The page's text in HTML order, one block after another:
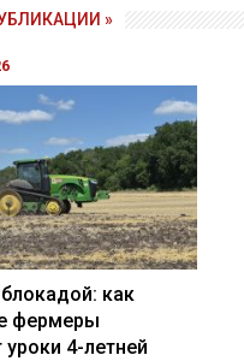
»
как
фермеры
4-летней